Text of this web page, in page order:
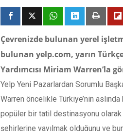
Çevrenizde bulunan yerel
bulunan yelp.com, yarın
Yardımcısı Miriam Warren’la
Yelp Yeni Pazarlardan Sorumlu
Warren öncelikle Türkiye’nin
popüler bir tatil destinasyonu olarak
şehirlerine yayılmak olduğunu ve